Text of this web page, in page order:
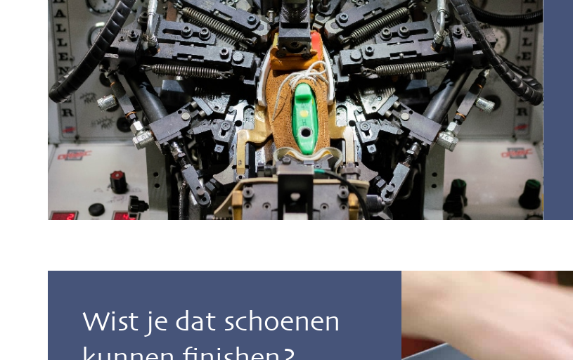
Wist je dat schoenen